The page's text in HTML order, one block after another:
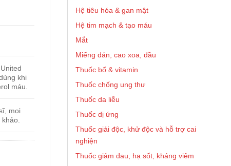
Hệ tiêu hóa & gan mật
Hệ tim mạch & tạo máu
Mắt
Miếng dán, cao xoa, dầu
Thuốc bổ & vitamin
Thuốc chống ung thư
Thuốc da liễu
Thuốc dị ứng
Thuốc giải độc, khử độc và hỗ trợ cai
nghiện
Thuốc giảm đau, hạ sốt, kháng viêm
khi
máu.
mọi